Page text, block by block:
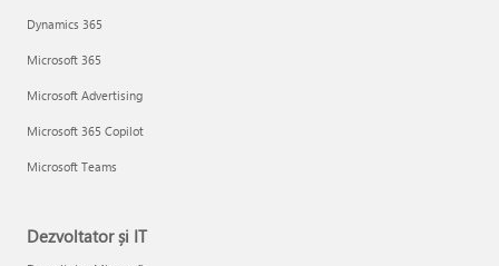
Dynamics 365
Microsoft 365
Microsoft Advertising
Microsoft 365 Copilot
Microsoft Teams
Dezvoltator și IT